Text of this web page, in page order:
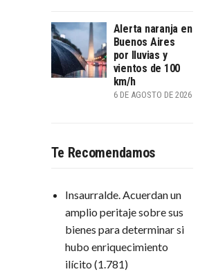
Alerta naranja en
Buenos Aires
por lluvias y
vientos de 100
km/h
6 DE AGOSTO DE 2026
Te Recomendamos
Insaurralde. Acuerdan un
amplio peritaje sobre sus
bienes para determinar si
hubo enriquecimiento
ilícito (1.781)